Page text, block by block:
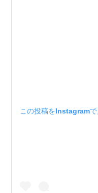
この投稿をInstagramで